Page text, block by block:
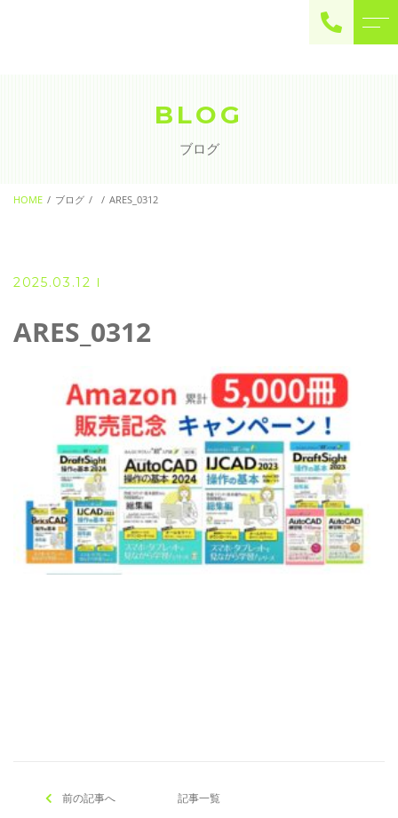
BLOG
ブログ
HOME ブログ ARES_0312
2025.03.12
ARES_0312
前の記事へ 記事一覧